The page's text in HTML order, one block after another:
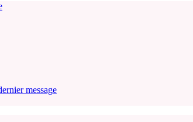
message